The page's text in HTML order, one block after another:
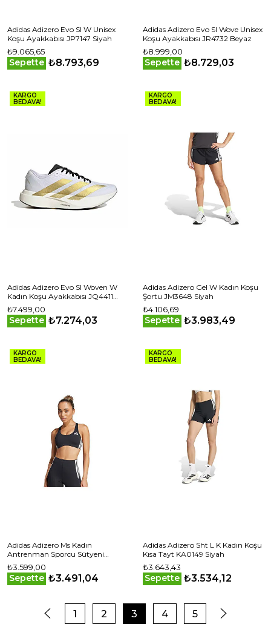
Adidas Adizero Evo Sl W Unisex
Koşu Ayakkabısı JP7147 Siyah
₺9.065,65
Sepette ₺8.793,69
Adidas Adizero Evo Sl Wove Unisex
Koşu Ayakkabısı JR4732 Beyaz
₺8.999,00
Sepette ₺8.729,03
KARGO
BEDAVA!
Adidas Adizero Evo Sl Woven W
Kadın Koşu Ayakkabısı JQ4411
Beyaz
₺7.499,00
Sepette ₺7.274,03
KARGO
BEDAVA!
Adidas Adizero Gel W Kadın Koşu
Şortu JM3648 Siyah
₺4.106,69
Sepette ₺3.983,49
KARGO
BEDAVA!
Adidas Adizero Ms Kadın
Antrenman Sporcu Sütyeni
JD9214 Siyah
₺3.599,00
Sepette ₺3.491,04
KARGO
BEDAVA!
Adidas Adizero Sht L K Kadın Koşu
Kısa Tayt KA0149 Siyah
₺3.643,43
Sepette ₺3.534,12
1 2 3 4 5